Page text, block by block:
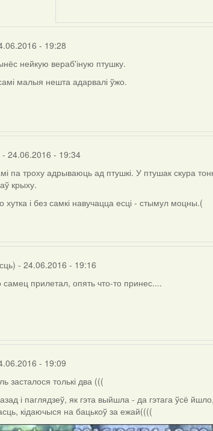
Gruzdov
- 19:28
нейкую вераб'іную птушку.
малыя нешта адарвалі ўжо.
- 24.06.2016 - 19:34
па троху адрываюць ад птушкі. У птушак скура
крыху.
хутка і без самкі навучацца есці - стымул моцны.(
- 24.06.2016 - 19:16
самец прилетал, опять что-то принес....
- 19:09
засталося толькі два (((
і паглядзеў, як гэта выйшла - да гэтага ўсё
кідаючыся на бацькоў за ежай((((